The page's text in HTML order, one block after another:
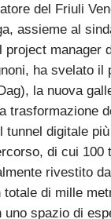
del Friuli
assieme al
project manager
ha svelato il
la nuova
trasformazione
tunnel digitale
di cui 100
rivestito
totale di mille
spazio di